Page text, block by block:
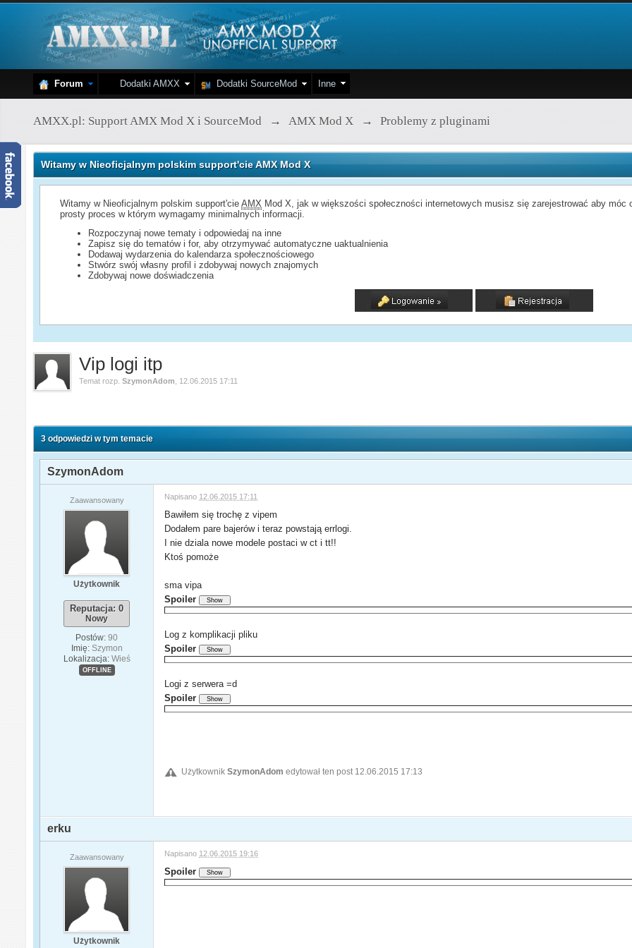
Forum Dodatki AMXX Dodatki SourceMod Inne
AMXX.pl: Support AMX Mod X i SourceMod → AMX Mod X → Problemy z pluginami
Witamy w Nieoficjalnym polskim support'cie AMX Mod X
Witamy w Nieoficjalnym polskim support'cieAMX Mod X, jak w większości społeczności internetowych musisz się zarejestrować aby
prosty proces w którym wymagamy minimalnych informacji.
Rozpoczynaj nowe tematy i odpowiedaj na inne
Zapisz się do tematów i for, aby otrzymywać automatyczne uaktualnienia
Dodawaj wydarzenia do kalendarza społecznościowego
Stwórz swój własny profil i zdobywaj nowych znajomych
Zdobywaj nowe doświadczenia
Vip logi itp
Temat rozp.SzymonAdom 12.06.2015 17:11
3 odpowiedzi w tym temacie
SzymonAdom
Zaawansowany
Użytkownik
Reputacja: 0
Nowy
Postów: 90
Imię: Szymon
Lokalizacja: Wieś
OFFLINE
Napisano 12.06.2015 17:11
Bawiłem się trochę z vipem
Dodałem pare bajerów i teraz powstają errlogi.
I nie dziala nowe modele postaci w ct i tt!!
Ktoś pomoże
sma vipa
Spoiler
Log z komplikacji pliku
Spoiler
Logi z serwera =d
Spoiler
UżytkownikSzymonAdom edytował ten post 12.06.2015 17:13
erku
Zaawansowany
Użytkownik
Napisano 12.06.2015 19:16
Spoiler